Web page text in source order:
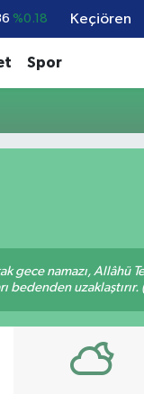
%0.18
%-14
Keçiören
Spor
gece namazı, Allâhü
bedenden